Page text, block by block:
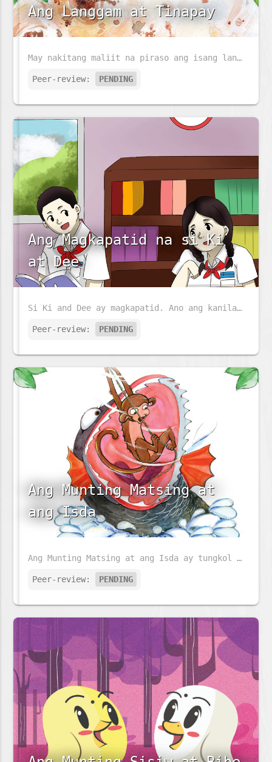
Ang Langgam at Tinapay
May nakitang maliit na piraso ang isang langgam sa daan. Paano kaya niya ito maiuuwi?
Peer-review: PENDING
Ang Magkapatid na si Ki
at Dee
Si Ki and Dee ay magkapatid. Ano ang kanilang ginagawa sa buong araw?
Peer-review: PENDING
Ang Munting Matsing at
ang Isda
Ang Munting Matsing at ang Isda ay tungkol sa isang bata at mapaglarong matsing. Ngunit siya ay naging mautak habang siya ay lumalaki. Sa kaniyang paglaki, kailangan niyang makipagsapalaran. Ano sa palagay mo ang kaniyang gagawin?
Peer-review: PENDING